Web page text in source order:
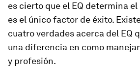
es cierto que el EQ determina
es el único factor de éxito.
cuatro verdades acerca del EQ
una diferencia en como
y profesión.